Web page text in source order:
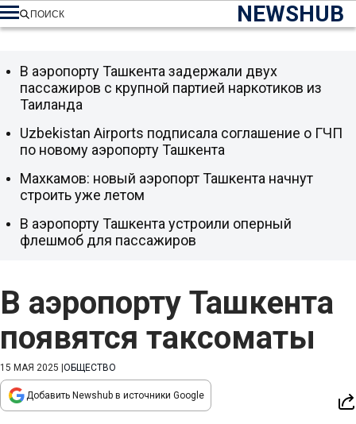
NEWSHUB
ПОИСК
В аэропорту Ташкента
появятся таксоматы
15 МАЯ 2025 ОБЩЕСТВО
Добавить Newshub в источники Google
В аэропорту Ташкента задержали двух
пассажиров с крупной партией наркотиков из
Таиланда
Uzbekistan Airports подписала соглашение о ГЧП
по новому аэропорту Ташкента
Махкамов: новый аэропорт Ташкента начнут
строить уже летом
В аэропорту Ташкента устроили оперный
флешмоб для пассажиров